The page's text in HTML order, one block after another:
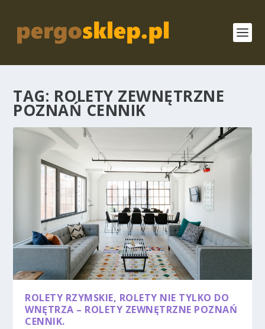
TAG: ROLETY ZEWNĘTRZNE
POZNAŃ CENNIK
ROLETY RZYMSKIE, ROLETY NIE TYLKO DO
WNĘTRZA – ROLETY ZEWNĘTRZNE POZNAŃ
CENNIK.